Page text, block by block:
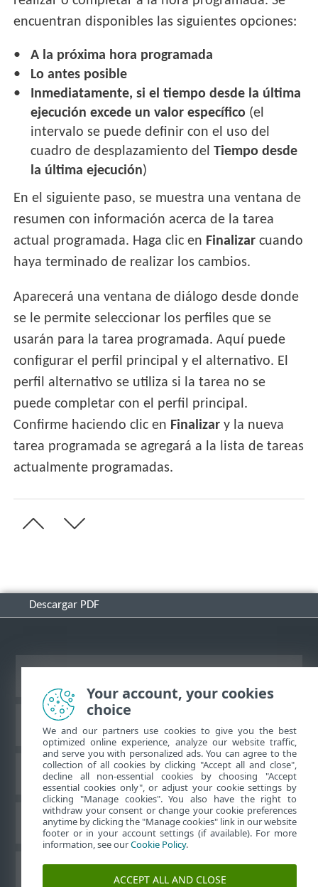
encuentran disponibles las siguientes opciones:
A la próxima hora programada
Lo antes posible
Inmediatamente, si el tiempo desde la última
ejecución excede un valor específico (el
intervalo se puede definir con el uso del
cuadro de desplazamiento delTiempo desde
la última ejecución)
En el siguiente paso, se muestra una ventana de
resumen con información acerca de la tarea
actual programada. Haga clic en Finalizar cuando
haya terminado de realizar los cambios.
Aparecerá una ventana de diálogo desde donde
se le permite seleccionar los perfiles que se
usarán para la tarea programada. Aquí puede
configurar el perfil principal y el alternativo. El
perfil alternativo se utiliza si la tarea no se
puede completar con el perfil principal.
Confirme haciendo clic en Finalizary la nueva
tarea programada se agregará a la lista de tareas
actualmente programadas.
Descargar PDF
Base de conocimiento de ESET
Foro de ESET
Soporte regional
Your account, your cookies
choice
We and our partners use cookies to give you the best
optimized online experience, analyze our website traffic,
and serve you with personalized ads. You can agree to the
collection of all cookies by clicking "Accept all and close",
decline all non-essential cookies by choosing "Accept
essential cookies only", or adjust your cookie settings by
clicking "Manage cookies". You also have the right to
withdraw your consent or change your cookie preferences
anytime by clicking the "Manage cookies" link in our website
footer or in your account settings (if available). For more
information, see ourCookie Policy.
ACCEPT ALL AND CLOSE